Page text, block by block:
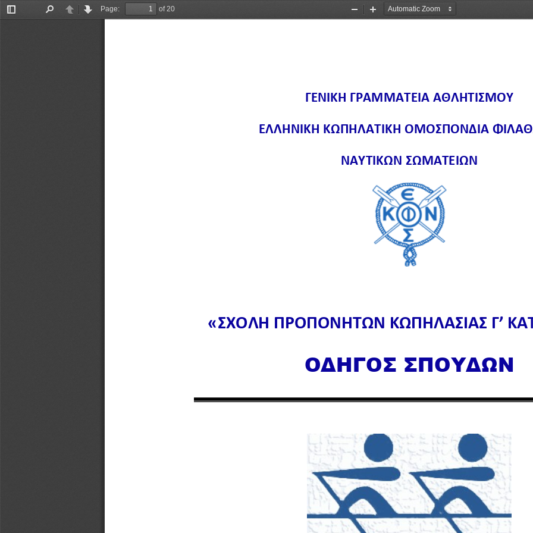
Toggle
PreviousNext
Page:
of 20
Zoom
Zoom
ΓΕΝΙΚΗ ΓΡΑΜΜΑΤΕΙΑ ΑΘΛΗΤΙΣΜΟΥ
ΕΛΛΗΝΙΚΗ ΚΩΠΗΛΑΤΙΚΗ ΟΜΟΣΠΟΝΔΙΑ
ΝΑΥΤΙΚΩΝ ΣΩΜΑΤΕΙΩΝ
«ΣΧΟΛΗ ΠΡΟΠΟΝΗΤΩΝ ΚΩΠΗΛΑΣΙΑΣ Γ’
ΟΔΗΓΟΣ ΣΠΟΥΔΩΝ